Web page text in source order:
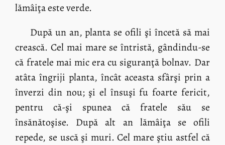
lămâiţa este verde.
După un an, planta se ofili şi încetă să mai
crească. Cel mai mare se întristă, gândindu-se
că fratele mai mic era cu siguranţă bolnav. Dar
atâta îngriji planta, încât aceasta sfârşi prin a
înverzi din nou; şi el însuşi fu foarte fericit,
pentru că-şi spunea că fratele său se
însănătoşise. După alt an lămâiţa se ofili
repede, se uscă şi muri. Cel mare ştiu astfel că